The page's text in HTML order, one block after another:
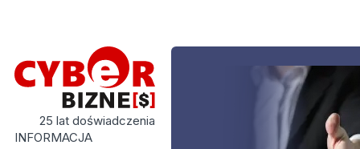
25 lat doświadczenia
INFORMACJA